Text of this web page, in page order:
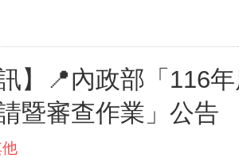
訊】📍內政部「116
暨審查作業」公告